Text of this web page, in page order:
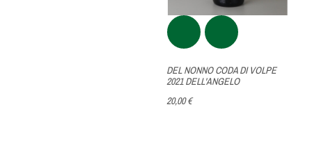
DEL NONNO CODA DI VOLPE
2021 DELL'ANGELO
20,00 €